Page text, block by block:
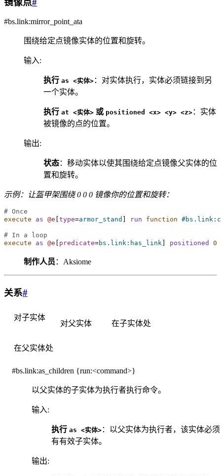
镜像点#
#bs.link:mirror_point_ata
围绕给定点镜像实体的位置和旋转。
输入:
执行 as <实体> ：对实体执行，实体必须链接到另
一个实体。
执行 at <实体> 或 positioned <x> <y> <z> ：实体
被镜像的点的位置。
输出:
状态：移动实体以使其围绕给定点镜像父实体的位
置和旋转。
示例：让盔甲架围绕 0 0 0 镜像你的位置和旋转：
# Once
execute
as @e type=armor_stand run function
# In a loop
execute
as @e predicate=bs.link:has_link positioned 0
制作人员 ：Aksiome
关系#
对子实体
#bs.link:as_children {run:<command>}
以父实体的子实体为执行者执行命令。
输入:
执行 as <实体> ：以父实体为执行者，该实体必须
有有效子实体。
输出:
对父实体 在子实体处
在父实体处